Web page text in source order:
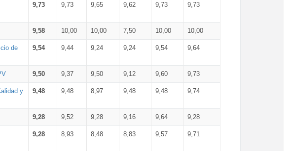
9,73 9,73 9,65 9,62 9,73 9,73
9,58 10,00 10,00 7,50 10,00 10,00
de
9,54 9,44 9,24 9,24 9,54 9,64
9,50 9,37 9,50 9,12 9,60 9,73
y
9,48 9,48 8,97 9,48 9,48 9,74
9,28 9,52 9,28 9,16 9,64 9,28
9,28 8,93 8,48 8,83 9,57 9,71